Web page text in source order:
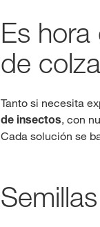
Es
de
Tanto si necesita
de insectos, con
Cada solución se
Semillas